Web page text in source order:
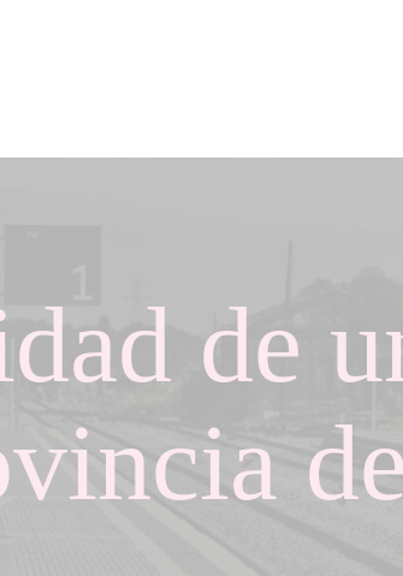
de
de